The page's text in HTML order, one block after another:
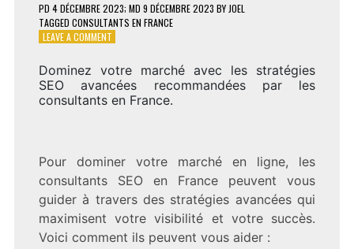
PD 4 DÉCEMBRE 2023; MD 9 DÉCEMBRE 2023 BY JOEL
TAGGED CONSULTANTS EN FRANCE
LEAVE A COMMENTON
STRATÉGIES
SEO
AVANCÉES
RECOMMANDÉES
EN
FRANCE
SURPASSER
VOS
CONCURRENTS
Dominez votre marché avec les stratégies
SEO avancées recommandées par les
consultants en France.
Pour dominer votre marché en ligne, les
consultants SEO en France peuvent vous
guider à travers des stratégies avancées qui
maximisent votre visibilité et votre succès.
Voici comment ils peuvent vous aider :